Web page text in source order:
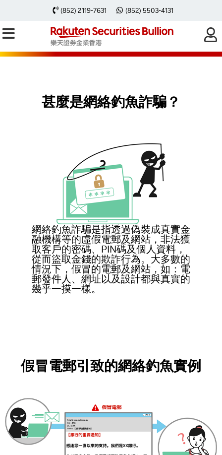
(852) 2119-7631 (852) 5503-4131
提防網絡釣魚詐騙 ，保障自己！
甚麼是網絡釣魚詐騙？
網絡釣魚詐騙是指透過偽裝成真實金
融機構等的虛假電郵及網站，非法獲
取客戶的密碼、PIN碼及個人資料，
從而盜取金錢的欺詐行為。大多數的
情況下，假冒的電郵及網站，如：電
郵發件人、網址以及設計都與真實的
幾乎一摸一樣。
假冒電郵引致的網絡釣魚實例